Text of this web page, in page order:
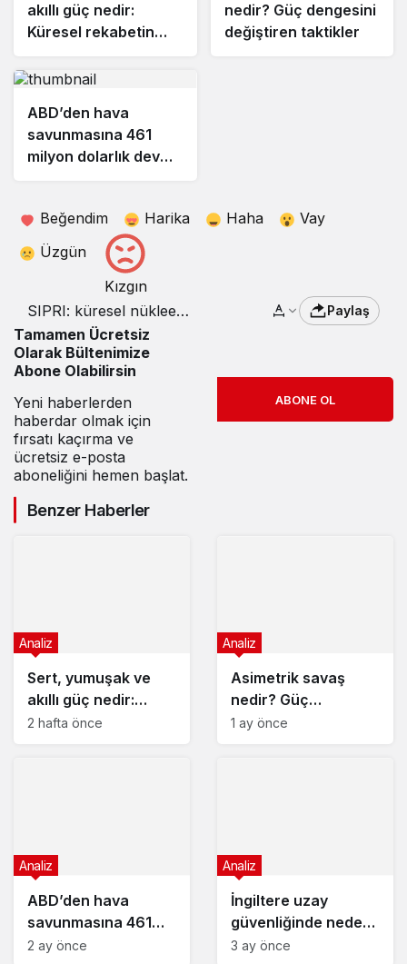
akıllı güç nedir:
Küresel rekabetin
nedir? Güç dengesini
değiştiren taktikler
ABD’den hava
savunmasına 461
milyon dolarlık dev
Beğendim Harika Haha
Vay
Üzgün
Kızgın
SIPRI: küresel nükleer
cephanelik tehlikeli
şekilde büyüyor
Paylaş
Tamamen Ücretsiz
Olarak Bültenimize
Abone Olabilirsin
Yeni haberlerden
haberdar olmak için
fırsatı kaçırma ve
ücretsiz e-posta
aboneliğini hemen başlat.
ABONE OL
Benzer Haberler
Sert, yumuşak ve
akıllı güç nedir:
Küresel rekabetin
Analiz
2 hafta önce
Asimetrik savaş
nedir? Güç
dengesini değiştiren
Analiz
1 ay önce
ABD’den hava
savunmasına 461
milyon dolarlık dev
Analiz
2 ay önce
İngiltere uzay
güvenliğinde neden
yetersiz?
Analiz
3 ay önce